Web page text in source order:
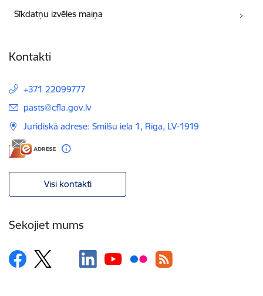
Sīkdatņu izvēles maiņa
Kontakti
+371 22099777
E-pasts:
pasts@cfla.gov.lv
Juridiskā adrese: Smilšu iela 1, Rīga, LV-1919
Visi kontakti
Sekojiet mums